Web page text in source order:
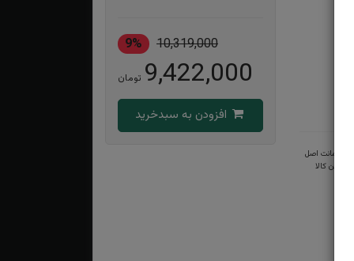
ضمانت اصل
بودن کالا
10,319,000
9%
9,422,000 تومان